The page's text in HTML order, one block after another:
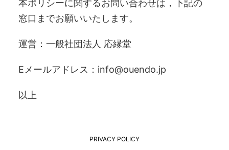
本ポリシーに関するお問い合わせは，下記の
窓口までお願いいたします。
運営：一般社団法人 応縁堂
Eメールアドレス：info@ouendo.jp
以上
PRIVACY POLICY